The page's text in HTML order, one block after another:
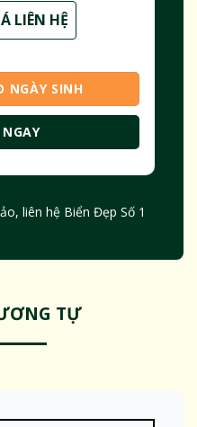
LIÊN HỆ
NGÀY SINH
liên hệ Biển Đẹp Số 1
TỰ